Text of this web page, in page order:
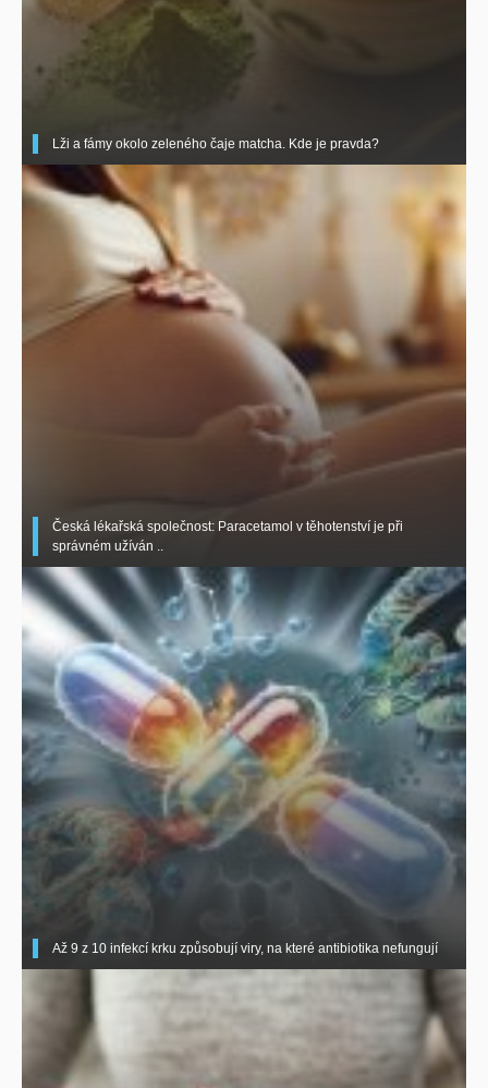
Lži a fámy okolo zeleného čaje matcha. Kde je pravda?
Česká lékařská společnost: Paracetamol v těhotenství je při
správném užíván ..
Až 9 z 10 infekcí krku způsobují viry, na které antibiotika nefungují